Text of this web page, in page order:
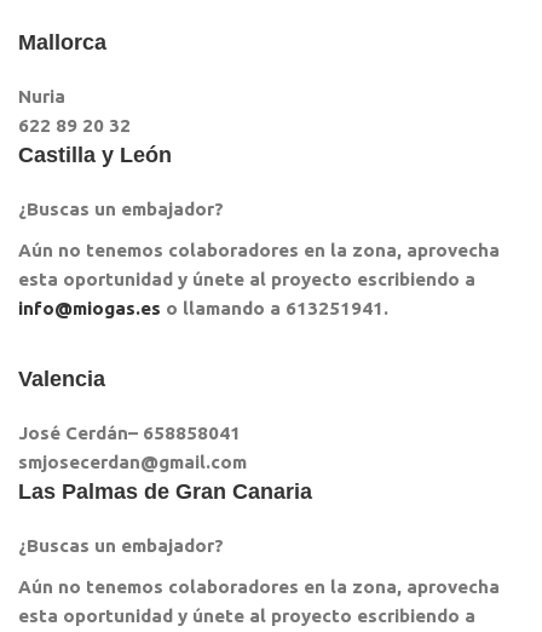
Mallorca
Nuria
622 89 20 32
Castilla y León
¿Buscas un embajador?
Aún no tenemos colaboradores en la zona, aprovecha
esta oportunidad y únete al proyecto escribiendo a
info@miogas.es o llamando a 613251941.
Valencia
José Cerdán– 658858041
smjosecerdan@gmail.com
Las Palmas de Gran Canaria
¿Buscas un embajador?
Aún no tenemos colaboradores en la zona, aprovecha
esta oportunidad y únete al proyecto escribiendo a